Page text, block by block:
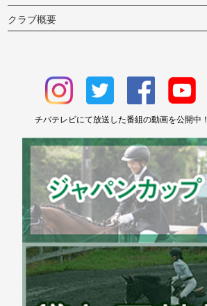
クラブ概要
チバテレビにて放送した番組の動画を公開中！